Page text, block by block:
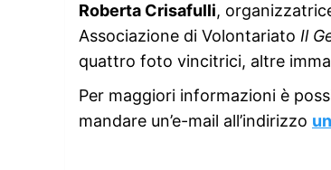
Roberta Crisafulli,
Associazione di Volontariato Il
quattro foto vincitrici, altre
Per maggiori informazioni è
mandare un’e-mail all’indirizzo